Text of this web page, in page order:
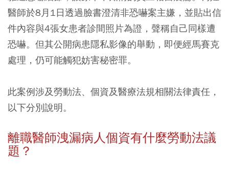
醫師於8月1日透過臉書澄清非恐嚇案主嫌，並貼出信
件內容與4張女患者診間照片為證，聲稱自己同樣遭
恐嚇。但其公開病患隱私影像的舉動，即便經馬賽克
處理，仍可能觸犯妨害秘密罪。
此案例涉及勞動法、個資及醫療法規相關法律責任，
以下分別說明。
離職醫師洩漏病人個資有什麼勞動法議
題？